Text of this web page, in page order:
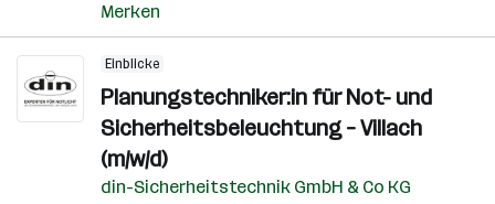
Merken
Einblicke
Planungstechniker:in für Not- und
Sicherheitsbeleuchtung – Villach
(m/w/d)
din-Sicherheitstechnik GmbH & Co KG